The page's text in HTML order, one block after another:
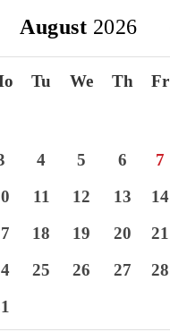
August 2026
Tu We Th Fr
4 5 6 7
11 12 13 14
18 19 20 21
25 26 27 28